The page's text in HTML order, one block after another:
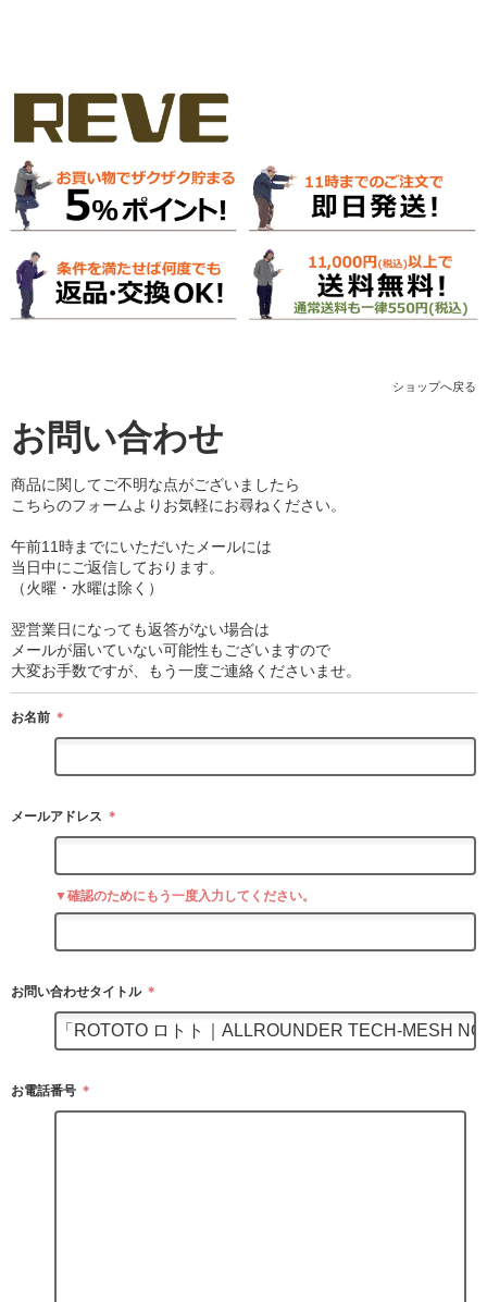
ショップへ戻る
お問い合わせ
商品に関してご不明な点がございましたら
こちらのフォームよりお気軽にお尋ねください。
午前11時までにいただいたメールには
当日中にご返信しております。
（火曜・水曜は除く）
翌営業日になっても返答がない場合は
メールが届いていない可能性もございますので
大変お手数ですが、もう一度ご連絡くださいませ。
お名前 ＊
メールアドレス ＊
▼確認のためにもう一度入力してください。
お問い合わせタイトル ＊
お電話番号 ＊